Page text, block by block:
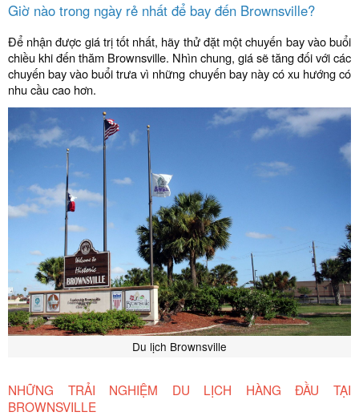
Giờ nào trong ngày rẻ nhất để bay đến Brownsville?
Để nhận được giá trị tốt nhất, hãy thử đặt một chuyến bay vào buổi
chiều khi đến thăm Brownsville. Nhìn chung, giá sẽ tăng đối với các
chuyến bay vào buổi trưa vì những chuyến bay này có xu hướng có
nhu cầu cao hơn.
Du lịch Brownsville
NHỮNG TRẢI NGHIỆM DU LỊCH HÀNG ĐẦU TẠI
BROWNSVILLE